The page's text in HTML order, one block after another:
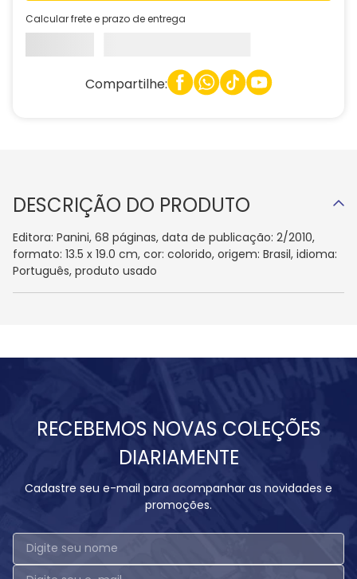
Calcular frete e prazo de entrega
Compartilhe:
DESCRIÇÃO DO PRODUTO
Editora: Panini, 68 páginas, data de publicação: 2/2010,
formato: 13.5 x 19.0 cm, cor: colorido, origem: Brasil, idioma:
Português, produto usado
RECEBEMOS NOVAS COLEÇÕES
DIARIAMENTE
Cadastre seu e-mail para acompanhar as novidades e
promoções.